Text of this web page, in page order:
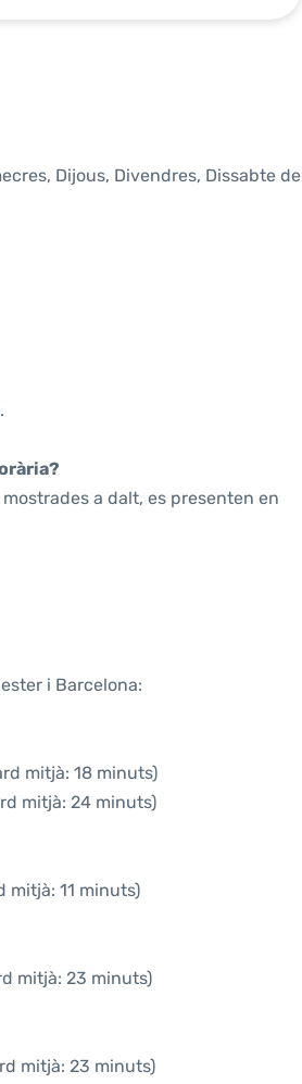
Dijous, Divendres, Dissabte de
a dalt, es presenten en
i Barcelona:
mitjà: 18 minuts)
mitjà: 24 minuts)
mitjà: 11 minuts)
mitjà: 23 minuts)
mitjà: 23 minuts)